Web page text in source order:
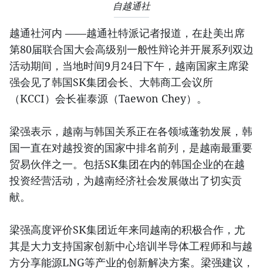
自越通社
越通社河内 ——越通社特派记者报道，在赴美出席
第80届联合国大会高级别一般性辩论并开展系列双边
活动期间，当地时间9月24日下午，越南国家主席梁
强会见了韩国SK集团会长、大韩商工会议所
（KCCI）会长崔泰源（Taewon Chey）。
梁强表示，越南与韩国关系正在各领域蓬勃发展，韩
国一直在对越投资的国家中排名前列，是越南最重要
贸易伙伴之一。包括SK集团在内的韩国企业的在越
投资经营活动，为越南经济社会发展做出了切实贡
献。
梁强高度评价SK集团近年来同越南的积极合作，尤
其是大力支持国家创新中心培训半导体工程师和与越
方分享能源LNG等产业的创新解决方案。梁强建议，